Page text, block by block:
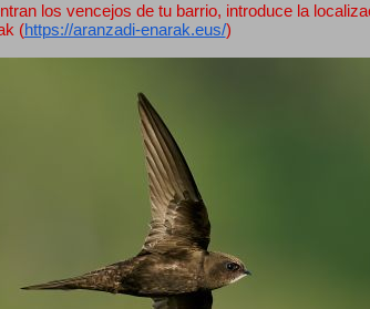
los vencejos de tu barrio, introduce la
(https://aranzadi-enarak.eus/)